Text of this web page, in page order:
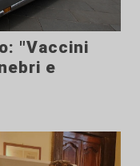
"Vaccini
e